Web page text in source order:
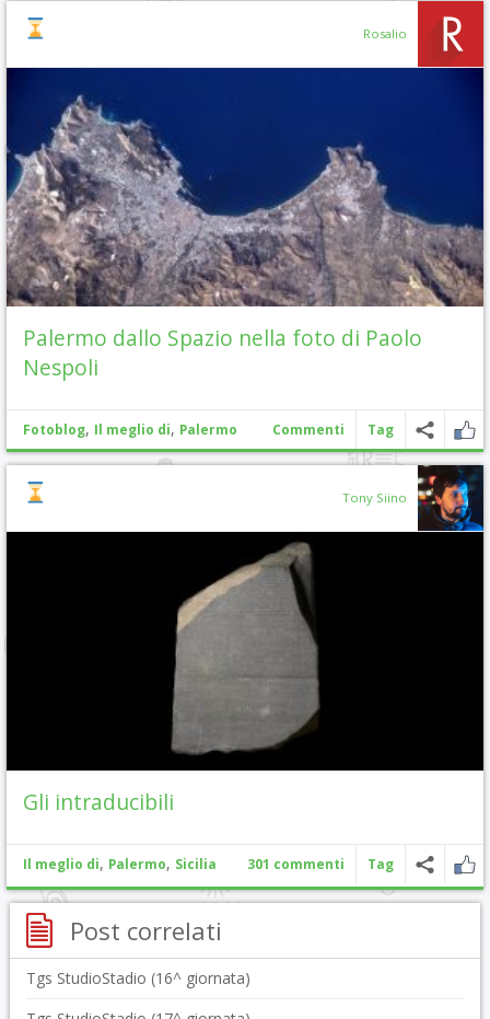
Rosalio
Palermo dallo Spazio nella foto di Paolo
Nespoli
Fotoblog, Il meglio di, Palermo Commenti Tag
Tony Siino
Gli intraducibili
Il meglio di, Palermo, Sicilia 301 commenti Tag
Post correlati
Tgs StudioStadio (16^ giornata)